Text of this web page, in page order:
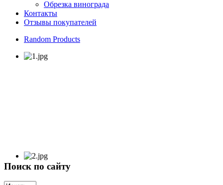
Обрезка винограда
Контакты
Отзывы покупателей
Random Products
Поиск по сайту